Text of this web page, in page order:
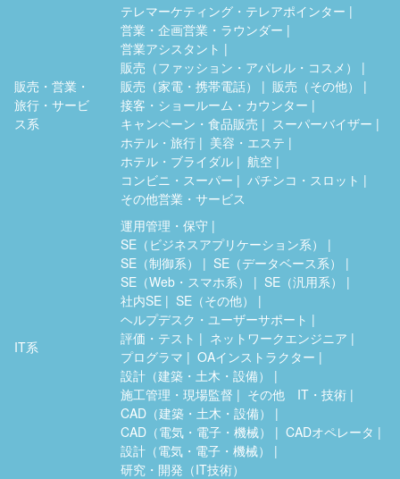
販売・営業・
旅行・サービ
ス系
テレマーケティング・テレアポインター
営業・企画営業・ラウンダー
営業アシスタント
販売（ファッション・アパレル・コスメ）
販売（家電・携帯電話）
販売（その他）
接客・ショールーム・カウンター
キャンペーン・食品販売
スーパーバイザー
ホテル・旅行
美容・エステ
ホテル・ブライダル
航空
コンビニ・スーパー
パチンコ・スロット
その他営業・サービス
IT系
運用管理・保守
SE（ビジネスアプリケーション系）
SE（制御系）
SE（データベース系）
SE（Web・スマホ系）
SE（汎用系）
社内SE
SE（その他）
ヘルプデスク・ユーザーサポート
評価・テスト
ネットワークエンジニア
プログラマ
OAインストラクター
設計（建築・土木・設備）
施工管理・現場監督
その他 IT・技術
CAD（建築・土木・設備）
CAD（電気・電子・機械）
CADオペレータ
設計（電気・電子・機械）
研究・開発（IT技術）